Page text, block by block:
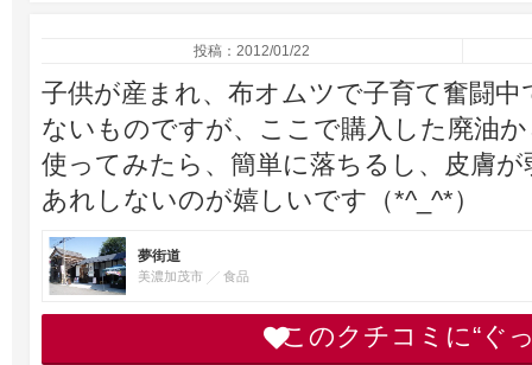
投稿：2012/01/22
子供が産まれ、布オムツで子育て奮闘
ないものですが、ここで購入した廃油
使ってみたら、簡単に落ちるし、皮膚
あれしないのが嬉しいです（*^_^*）
夢街道
美濃加茂市 食品
このクチコミに“ぐ